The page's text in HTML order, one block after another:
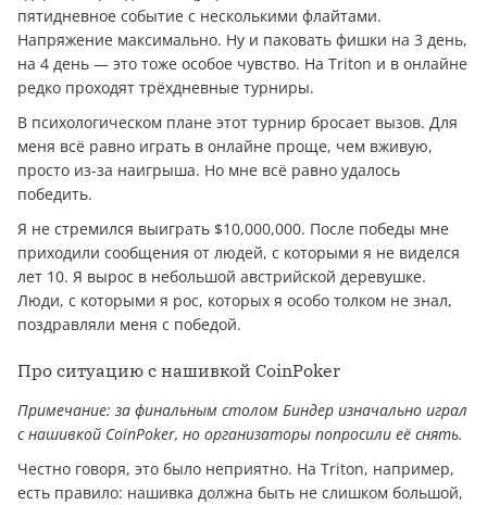
пятидневное событие с несколькими флайтами.
Напряжение максимально. Ну и паковать фишки на 3 день,
на 4 день — это тоже особое чувство. На Triton и в онлайне
редко проходят трёхдневные турниры.
В психологическом плане этот турнир бросает вызов. Для
меня всё равно играть в онлайне проще, чем вживую,
просто из-за наигрыша. Но мне всё равно удалось
победить.
Я не стремился выиграть $10,000,000. После победы мне
приходили сообщения от людей, с которыми я не виделся
лет 10. Я вырос в небольшой австрийской деревушке.
Люди, с которыми я рос, которых я особо толком не знал,
поздравляли меня с победой.
Про ситуацию с нашивкой CoinPoker
Примечание: за финальным столом Биндер изначально играл
с нашивкой CoinPoker, но организаторы попросили её снять.
Честно говоря, это было неприятно. На Triton, например,
есть правило: нашивка должна быть не слишком большой,